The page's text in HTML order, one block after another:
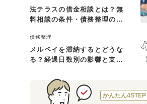
法テラスの借金相談とは？無
料相談の条件・債務整理の費
債務整理
メルペイを滞納するとどうな
る？経過日数別の影響と支払
かんたん4STEP